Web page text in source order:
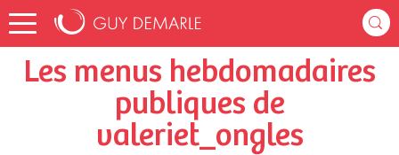
Accueil valeriet_ongles Menus Hebdomadaires
Les menus hebdomadaires
publiques de
valeriet_ongles